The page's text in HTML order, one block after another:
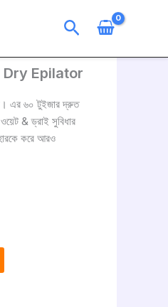
Search
Epilator
এর ৬০ টুইজার দ্রুত
& ড্রাই সুবিধার
করে আরও